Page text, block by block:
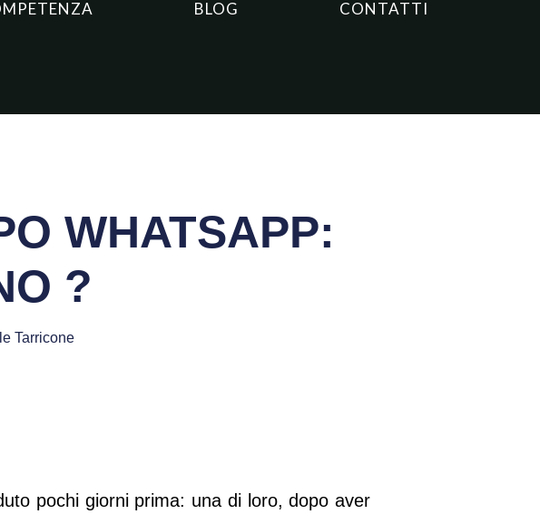
BLOG CONTATTI
WHATSAPP:
?
Tarricone
pochi giorni prima: una di loro, dopo aver